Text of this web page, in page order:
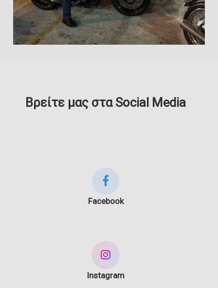
Βρείτε μας στα Social Media
Facebook
Instagram